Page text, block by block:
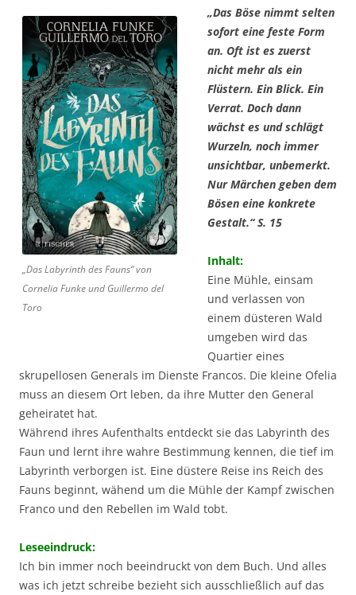
„Das Labyrinth des Fauns“ von
Cornelia Funke und Guillermo del
Toro
„Das Böse nimmt selten
sofort eine feste Form
an. Oft ist es zuerst
nicht mehr als ein
Flüstern. Ein Blick. Ein
Verrat. Doch dann
wächst es und schlägt
Wurzeln, noch immer
unsichtbar, unbemerkt.
Nur Märchen geben dem
Bösen eine konkrete
Gestalt.“ S. 15
Inhalt:
Eine Mühle, einsam
und verlassen von
einem düsteren Wald
umgeben wird das
Quartier eines
skrupellosen Generals im Dienste Francos. Die kleine Ofelia
muss an diesem Ort leben, da ihre Mutter den General
geheiratet hat.
Während ihres Aufenthalts entdeckt sie das Labyrinth des
Faun und lernt ihre wahre Bestimmung kennen, die tief im
Labyrinth verborgen ist. Eine düstere Reise ins Reich des
Fauns beginnt, wähend um die Mühle der Kampf zwischen
Franco und den Rebellen im Wald tobt.
Leseeindruck:
Ich bin immer noch beeindruckt von dem Buch. Und alles
was ich jetzt schreibe bezieht sich ausschließlich auf das